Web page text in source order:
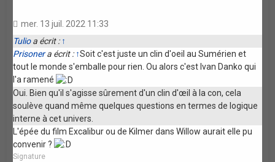
mer. 13 juil. 2022 11:33
Tulioa écrit : ↑
Prisonera écrit : ↑Soit c'est juste un clin d'oeil au Sumérien et
tout le monde s'emballe pour rien. Ou alors c'est Ivan Danko qui
l'a ramené
Oui. Bien qu'il s'agisse sûrement d'un clin d'œil à la con, cela
soulève quand même quelques questions en termes de logique
interne à cet univers.
L'épée du film Excalibur ou de Kilmer dans Willow aurait elle pu
convenir ?
Signature